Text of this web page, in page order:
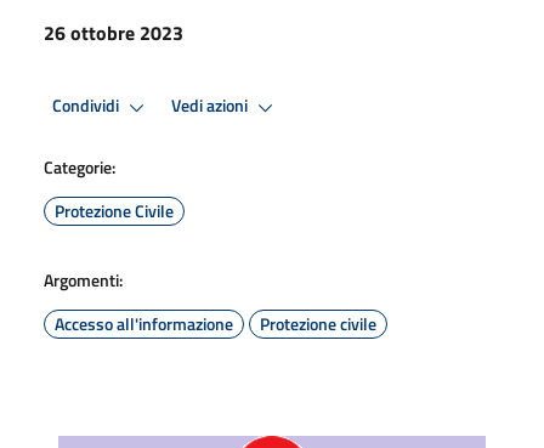
26 ottobre 2023
Condividi Vedi azioni
Categorie:
Protezione Civile
Argomenti:
Accesso all'informazione
Protezione civile